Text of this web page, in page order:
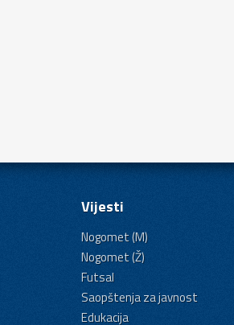
Vijesti
Nogomet (M)
Nogomet (Ž)
Futsal
Saopštenja za javnost
Edukacija